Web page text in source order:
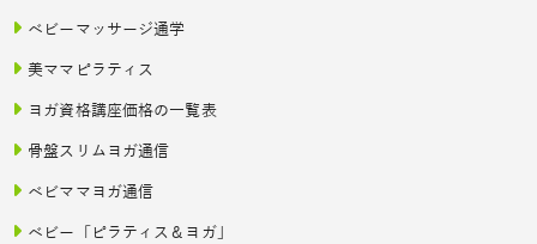
ベビーマッサージ通学
美ママピラティス
ヨガ資格講座価格の一覧表
骨盤スリムヨガ通信
ベビママヨガ通信
ベビー「ピラティス＆ヨガ」